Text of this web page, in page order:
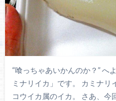
“喰っちゃあいかんのか？” へ
ミナリイカ」です。 カミナ
コウイカ属のイカ。 さあ、今